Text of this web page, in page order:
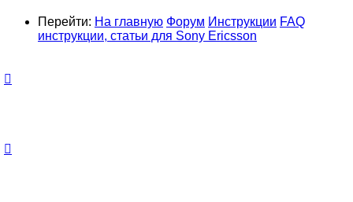
Перейти: На главную Форум Инструкции FAQ
инструкции, статьи для Sony Ericsson